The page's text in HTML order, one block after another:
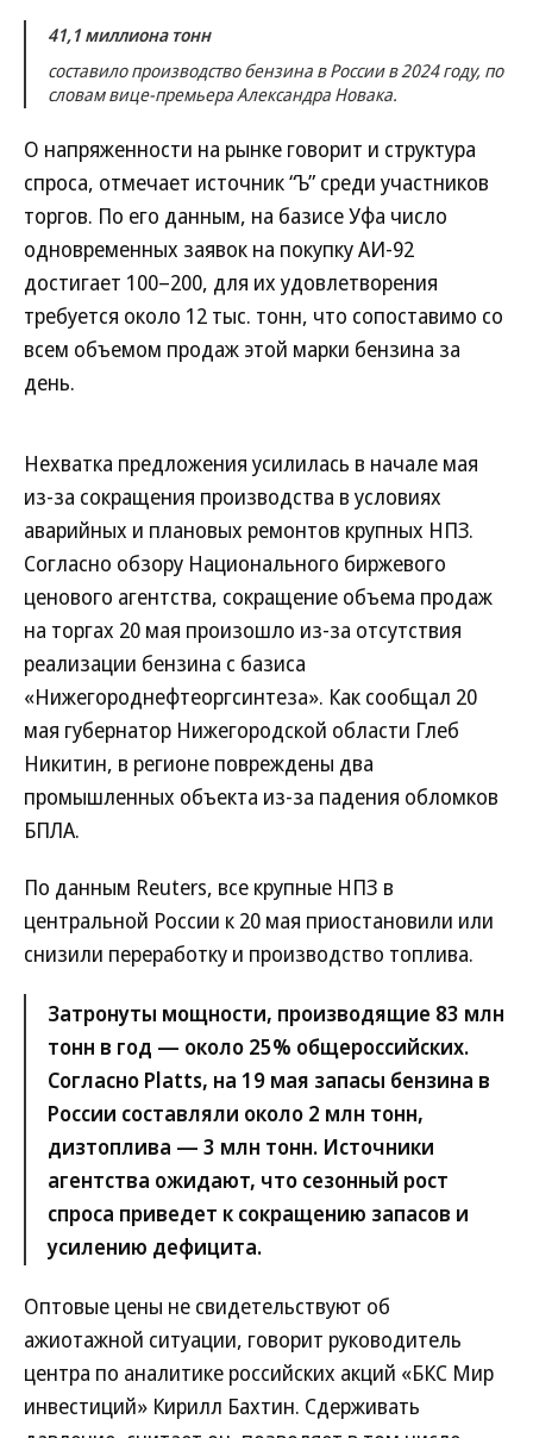
41,1 миллиона тонн
составило производство бензина в России в 2024 году, по
словам вице-премьера Александра Новака.
О напряженности на рынке говорит и структура
спроса, отмечает источник “Ъ” среди участников
торгов. По его данным, на базисе Уфа число
одновременных заявок на покупку АИ-92
достигает 100–200, для их удовлетворения
требуется около 12 тыс. тонн, что сопоставимо со
всем объемом продаж этой марки бензина за
день.
Нехватка предложения усилилась в начале мая
из-за сокращения производства в условиях
аварийных и плановых ремонтов крупных НПЗ.
Согласно обзору Национального биржевого
ценового агентства, сокращение объема продаж
на торгах 20 мая произошло из-за отсутствия
реализации бензина с базиса
«Нижегороднефтеоргсинтеза». Как сообщал 20
мая губернатор Нижегородской области Глеб
Никитин, в регионе повреждены два
промышленных объекта из-за падения обломков
БПЛА.
По данным Reuters, все крупные НПЗ в
центральной России к 20 мая приостановили или
снизили переработку и производство топлива.
Затронуты мощности, производящие 83 млн
тонн в год — около 25% общероссийских.
Согласно Platts, на 19 мая запасы бензина в
России составляли около 2 млн тонн,
дизтоплива — 3 млн тонн. Источники
агентства ожидают, что сезонный рост
спроса приведет к сокращению запасов и
усилению дефицита.
Оптовые цены не свидетельствуют об
ажиотажной ситуации, говорит руководитель
центра по аналитике российских акций «БКС Мир
инвестиций» Кирилл Бахтин. Сдерживать